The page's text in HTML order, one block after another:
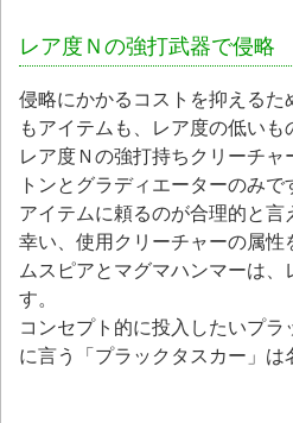
レア度Ｎの強打武器で侵略
侵略にかかるコストを抑えるた
もアイテムも、レア度の低いも
レア度Ｎの強打持ちクリーチャ
トンとグラディエーターのみで
アイテムに頼るのが合理的と言
幸い、使用クリーチャーの属性
ムスピアとマグマハンマーは
す。
コンセプト的に投入したいプ
に言う「プラックタスカー」は